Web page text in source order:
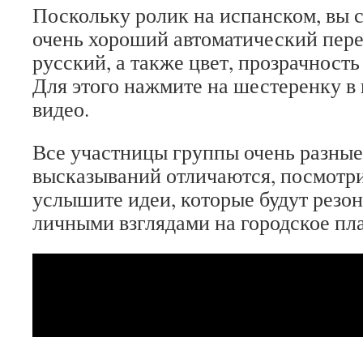
Поскольку ролик на испанском, вы
очень хороший автоматический
русский, а также цвет,
Для этого нажмите на шестеренку
видео.
Все участницы группы очень
высказываний отличаются,
услышите идеи, которые будут
личными взглядами на городское